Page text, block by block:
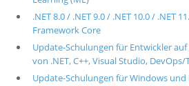
.NET 8.0 / .NET 9.0 / .NET 10.0 / .NET
Framework Core
Update-Schulungen für Entwickler
von .NET, C++, Visual Studio, DevOps/
Update-Schulungen für Windows